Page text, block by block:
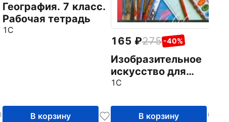
География. 7 класс.
Рабочая тетрадь
1С
В корзину
165 275 -40%
Изобразительное
искусство для
младших
1С
В корзину